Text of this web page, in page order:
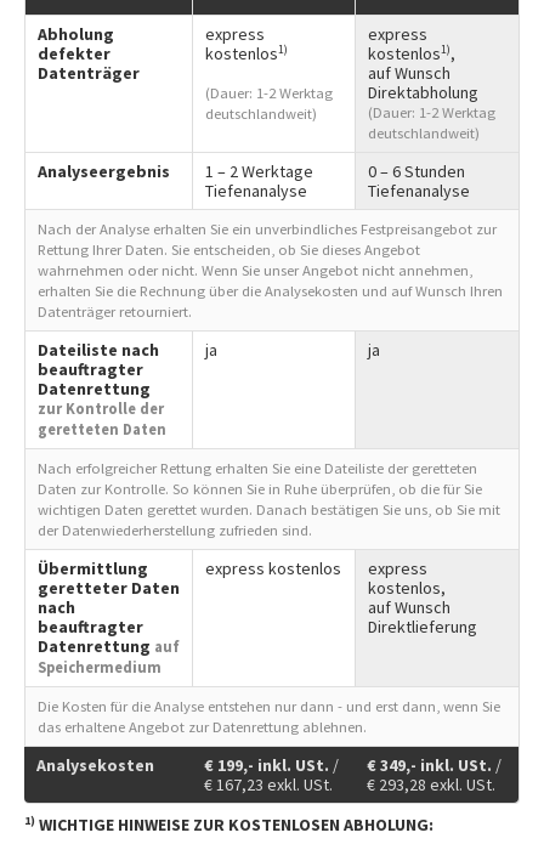
Abholung
defekter
Datenträger
express
kostenlos1)
(Dauer: 1-2 Werktag
deutschlandweit)
express
kostenlos1),
auf Wunsch
Direktabholung
(Dauer: 1-2 Werktag
deutschlandweit)
Analyseergebnis
1 – 2 Werktage
Tiefenanalyse
0 – 6 Stunden
Tiefenanalyse
Nach der Analyse erhalten Sie ein unverbindliches Festpreisangebot zur
Rettung Ihrer Daten. Sie entscheiden, ob Sie dieses Angebot
wahrnehmen oder nicht. Wenn Sie unser Angebot nicht annehmen,
erhalten Sie die Rechnung über die Analysekosten und auf Wunsch Ihren
Datenträger retourniert.
Dateiliste nach
beauftragter
Datenrettung
zur Kontrolle der
geretteten Daten
ja ja
Nach erfolgreicher Rettung erhalten Sie eine Dateiliste der geretteten
Daten zur Kontrolle. So können Sie in Ruhe überprüfen, ob die für Sie
wichtigen Daten gerettet wurden. Danach bestätigen Sie uns, ob Sie mit
der Datenwiederherstellung zufrieden sind.
Übermittlung
geretteter Daten
nach
beauftragter
Datenrettung auf
Speichermedium
express kostenlos
express
kostenlos,
auf Wunsch
Direktlieferung
Die Kosten für die Analyse entstehen nur dann - und erst dann, wenn Sie
das erhaltene Angebot zur Datenrettung ablehnen.
Analysekosten € 199,- inkl. USt. /
€167,23 exkl. USt.
€349,- inkl. USt. /
€ 293,28 exkl. USt.
1) WICHTIGE HINWEISE ZUR KOSTENLOSEN ABHOLUNG: